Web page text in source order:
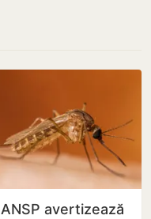
ANSP avertizează